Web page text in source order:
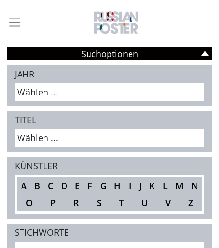
Suchoptionen
JAHR
Wählen ...
TITEL
Wählen ...
KÜNSTLER
A
B C D E F G H I J K L M
N
O
P R S T U V Z
STICHWORTE